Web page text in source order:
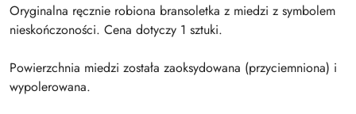
Oryginalna ręcznie robiona bransoletka z miedzi z symbolem
nieskończoności. Cena dotyczy 1 sztuki.
Powierzchnia miedzi została zaoksydowana (przyciemniona) i
wypolerowana.